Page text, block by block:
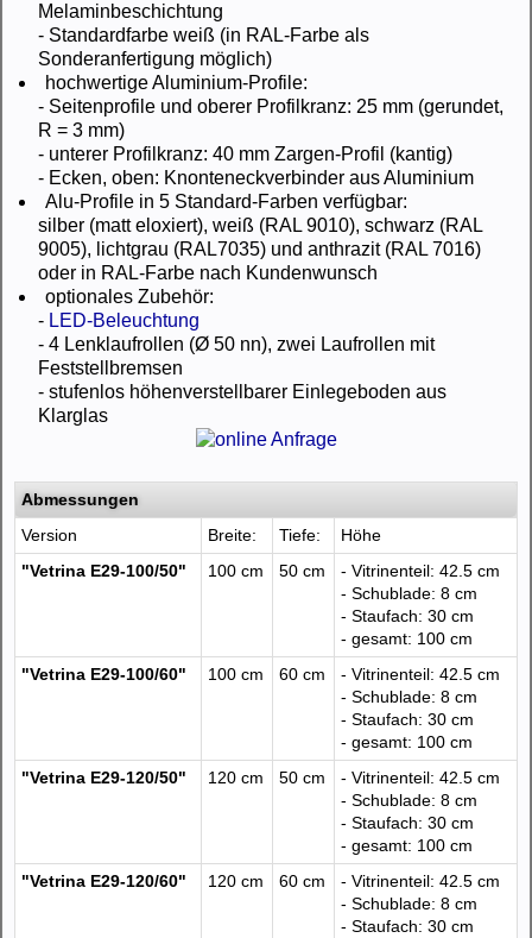
Melaminbeschichtung
- Standardfarbe weiß (in RAL-Farbe als
Sonderanfertigung möglich)
hochwertige Aluminium-Profile:
- Seitenprofile und oberer Profilkranz: 25 mm (gerundet,
R = 3 mm)
- unterer Profilkranz: 40 mm Zargen-Profil (kantig)
- Ecken, oben: Knonteneckverbinder aus Aluminium
Alu-Profile in 5 Standard-Farben verfügbar:
silber (matt eloxiert), weiß (RAL 9010), schwarz (RAL
9005), lichtgrau (RAL7035) und anthrazit (RAL 7016)
oder in RAL-Farbe nach Kundenwunsch
optionales Zubehör:
- LED-Beleuchtung
- 4 Lenklaufrollen (Ø 50 nn), zwei Laufrollen mit
Feststellbremsen
- stufenlos höhenverstellbarer Einlegeboden aus
Klarglas
Abmessungen
Version
Breite: Tiefe:
Höhe
"Vetrina E29-100/50"
100 cm 50 cm
- Vitrinenteil: 42.5 cm
- Schublade: 8 cm
- Staufach: 30 cm
- gesamt: 100 cm
"Vetrina E29-100/60"
100 cm 60 cm
- Vitrinenteil: 42.5 cm
- Schublade: 8 cm
- Staufach: 30 cm
- gesamt: 100 cm
"Vetrina E29-120/50"
120 cm 50 cm
- Vitrinenteil: 42.5 cm
- Schublade: 8 cm
- Staufach: 30 cm
- gesamt: 100 cm
"Vetrina E29-120/60"
120 cm 60 cm
- Vitrinenteil: 42.5 cm
- Schublade: 8 cm
- Staufach: 30 cm